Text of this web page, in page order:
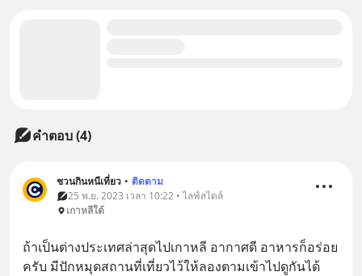
คำตอบ (4)
ชวนกินหนีเที่ยว • ติดตาม
25 พ.ย. 2023 เวลา 10:22 • ไลฟ์สไตล์
เกาหลีใต้
ถ้าเป็นต่างประเทศล่าสุดไปเกาหลี อากาศดี อาหารก็อร่อย
ครับ มีปักหมุดสถานที่เที่ยวไว้ให้ลองตามเข้าไปดูกันได้